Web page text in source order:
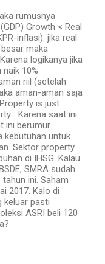
rumusnya
Growth < Real
inflasi). jika real
maka
logikanya jika
10%
riil (setelah
aman-aman saja
is just
Karena saat ini
ini berumur
kebutuhan untuk
Sektor property
di IHSG. Kalau
SMRA sudah
ini. Saham
2017. Kalo di
keluar pasti
ASRI beli 120